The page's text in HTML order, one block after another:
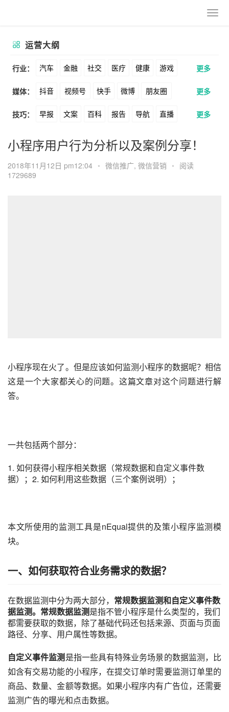
运营大纲
行业： 汽车 金融 社交 医疗 健康 游戏
动漫 美妆 美食 家装 教育 婚纱
酒旅 母婴 宠物 文娱 跨境 科技
广告 元宇宙 房地产
更多
媒体： 抖音 视频号 快手 微博 朋友圈
公众号 B站 小红书 头条 知乎
Soul 360 百度 搜狗 爱奇艺 美柚
美图 最右 神马 谷歌 Facebook
更多
技巧： 早报 文案 百科 报告 导航 直播
卖货 脚本 话术 电商 私域 社群
涨粉 广告 推广 方案 策划 案例
更多
小程序用户行为分析以及案例分享！
2018年11月12日 pm12:04 • 微信推广, 微信营销 • 阅读
1729689
小程序现在火了。但是应该如何监测小程序的数据呢？相信
这是一个大家都关心的问题。这篇文章对这个问题进行解
答。
一共包括两个部分：
1. 如何获得小程序相关数据（常规数据和自定义事件数
据）；2. 如何利用这些数据（三个案例说明）；
本文所使用的监测工具是nEqual提供的及策小程序监测模
块。
一、 如何获取符合业务需求的数据？
在数据监测中分为两大部分， 常规数据监测和自定义事件数
据监测。 常规数据监测是指不管小程序是什么类型的，我们
都需要获取的数据，除了基础代码还包括来源、页面与页面
路径、分享、用户属性等数据。
自定义事件监测是指一些具有特殊业务场景的数据监测，比
如含有交易功能的小程序，在提交订单时需要监测订单里的
商品、数量、金额等数据。如果小程序内有广告位，还需要
监测广告的曝光和点击数据。